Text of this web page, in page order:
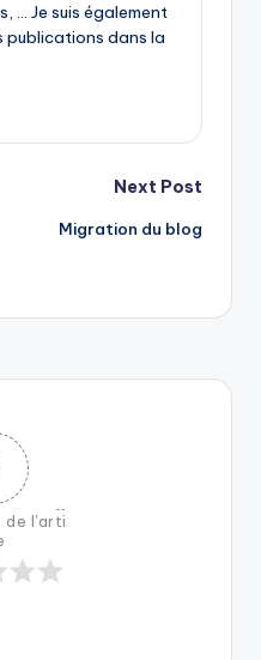
... Je suis également
publications dans la
Next Post
Migration du blog
de l'arti